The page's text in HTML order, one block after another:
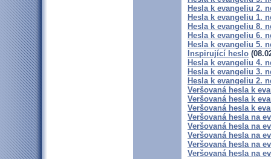
Hesla k evangeliu 2.
Hesla k evangeliu 1.
Hesla k evangeliu 8.
Hesla k evangeliu 6.
Hesla k evangeliu 5.
Inspirující heslo
Hesla k evangeliu 4.
Hesla k evangeliu 3.
Hesla k evangeliu 2.
Veršovaná hesla k
Veršovaná hesla k
Veršovaná hesla k
Veršovaná hesla na
Veršovaná hesla na
Veršovaná hesla na
Veršovaná hesla na
Veršovaná hesla na